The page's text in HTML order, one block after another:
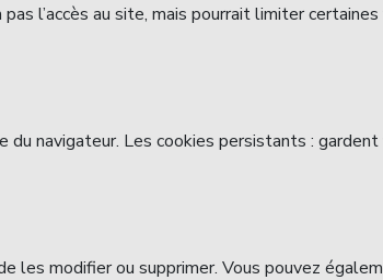
l’accès au site, mais pourrait limiter
du navigateur. Les cookies persistants :
les modifier ou supprimer. Vous pouvez